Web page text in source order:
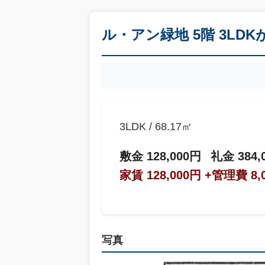
ル・アン緑地 5階 3LDK
3LDK / 68.17㎡
敷金 128,000円
礼金
家賃 128,000円 +管理費
写真